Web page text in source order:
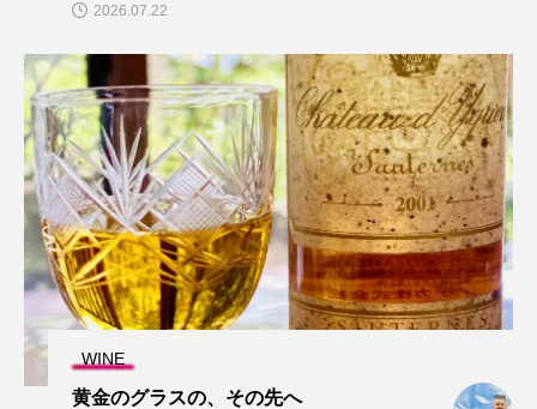
2026.07.22
WINE
黄金のグラスの、その先へ